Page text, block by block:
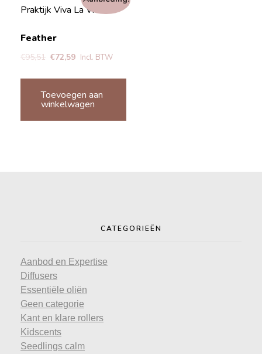
Feather
€95,51 €72,59 Incl. BTW
Toevoegen aan
winkelwagen
CATEGORIEËN
Aanbod en Expertise
Diffusers
Essentiële oliën
Geen categorie
Kant en klare rollers
Kidscents
Seedlings calm